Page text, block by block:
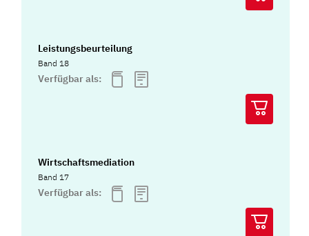
Leistungsbeurteilung
Band 18
Verfügbar als:
Wirtschaftsmediation
Band 17
Verfügbar als: